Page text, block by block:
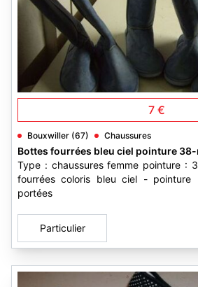
7 €
Bouxwiller (67) Chaussures
Bottes fourrées bleu ciel pointure
Type : chaussures femme pointure :
fourrées coloris bleu ciel - pointure
portées
Particulier